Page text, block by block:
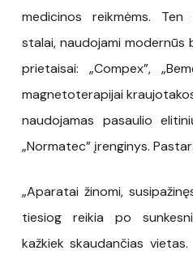
medicinos reikmėms.
stalai, naudojami modernūs
prietaisai: „Compex”,
magnetoterapijai
naudojamas pasaulio
„Normatec” įrenginys.
„Aparatai žinomi,
tiesiog reikia po
kažkiek skaudančias